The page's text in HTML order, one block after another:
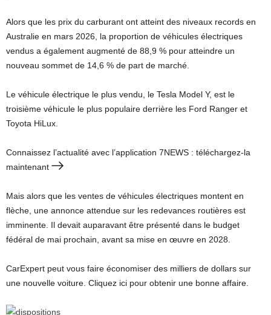
Alors que les prix du carburant ont atteint des niveaux records en
Australie en mars 2026, la proportion de véhicules électriques
vendus a également augmenté de 88,9 % pour atteindre un
nouveau sommet de 14,6 % de part de marché.
Le véhicule électrique le plus vendu, le Tesla Model Y, est le
troisième véhicule le plus populaire derrière les Ford Ranger et
Toyota HiLux.
Connaissez l’actualité avec l’application 7NEWS : téléchargez-la
maintenant
Mais alors que les ventes de véhicules électriques montent en
flèche, une annonce attendue sur les redevances routières est
imminente. Il devait auparavant être présenté dans le budget
fédéral de mai prochain, avant sa mise en œuvre en 2028.
CarExpert peut vous faire économiser des milliers de dollars sur
une nouvelle voiture. Cliquez ici pour obtenir une bonne affaire.